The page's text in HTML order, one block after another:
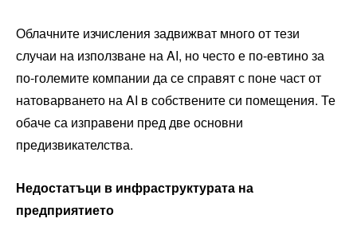
Облачните изчисления задвижват много от тези
случаи на използване на AI, но често е по-евтино за
по-големите компании да се справят с поне част от
натоварването на AI в собствените си помещения. Те
обаче са изправени пред две основни
предизвикателства.
Недостатъци в инфраструктурата на
предприятието